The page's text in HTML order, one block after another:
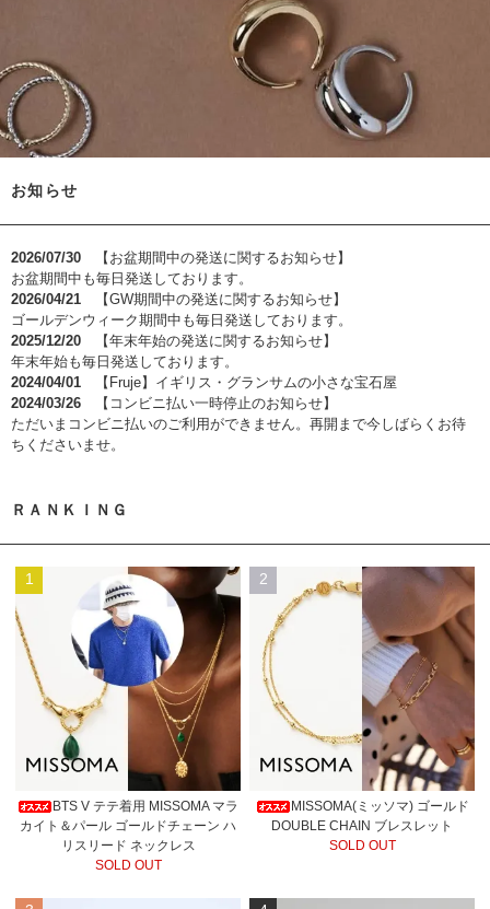
お知らせ
2026/07/30 【お盆期間中の発送に関するお知らせ】
お盆期間中も毎日発送しております。
2026/04/21 【GW期間中の発送に関するお知らせ】
ゴールデンウィーク期間中も毎日発送しております。
2025/12/20 【年末年始の発送に関するお知らせ】
年末年始も毎日発送しております。
2024/04/01
【Fruje】イギリス・グランサムの小さな宝石屋
2024/03/26 【コンビニ払い一時停止のお知らせ】
ただいまコンビニ払いのご利用ができません。再開まで今しばらくお待
ちくださいませ。
ＲＡＮＫＩＮＧ
1
BTS V テテ着用 MISSOMA マラ
カイト＆パール ゴールドチェーン ハ
リスリード ネックレス
SOLD OUT
2
MISSOMA(ミッソマ) ゴールド
DOUBLE CHAIN ブレスレット
SOLD OUT